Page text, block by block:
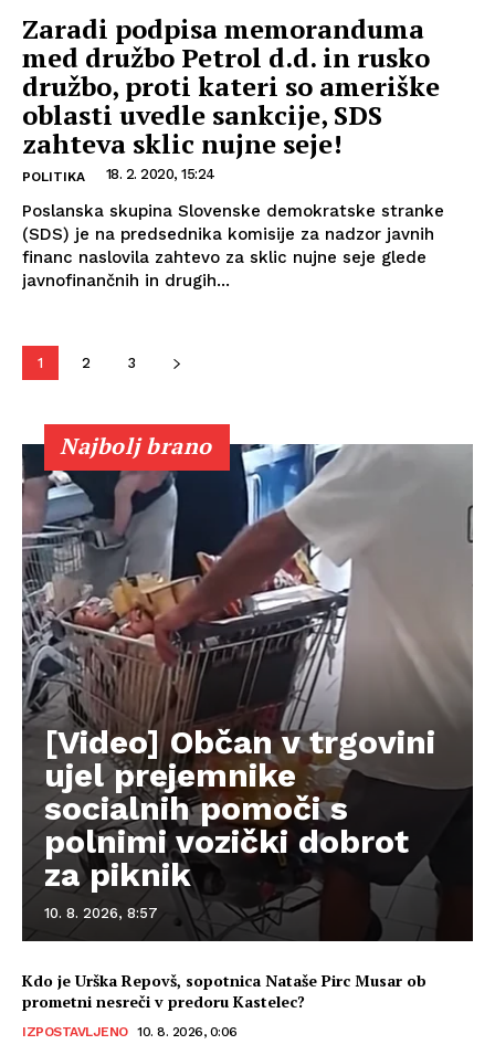
Zaradi podpisa memoranduma
med družbo Petrol d.d. in rusko
družbo, proti kateri so ameriške
oblasti uvedle sankcije, SDS
zahteva sklic nujne seje!
POLITIKA 18. 2. 2020, 15:24
Poslanska skupina Slovenske demokratske stranke
(SDS) je na predsednika komisije za nadzor javnih
financ naslovila zahtevo za sklic nujne seje glede
javnofinančnih in drugih...
1 2 3
Najbolj brano
[Video] Občan v trgovini
ujel prejemnike
socialnih pomoči s
polnimi vozički dobrot
za piknik
10. 8. 2026, 8:57
Kdo je Urška Repovš, sopotnica Nataše Pirc Musar ob
prometni nesreči v predoru Kastelec?
IZPOSTAVLJENO 10. 8. 2026, 0:06